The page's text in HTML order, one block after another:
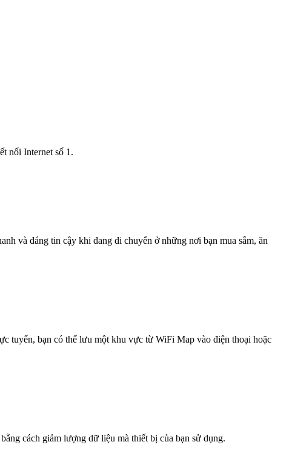
nối Internet số 1.
và đáng tin cậy khi đang di chuyển ở những nơi bạn mua sắm, ăn
tuyến, bạn có thể lưu một khu vực từ WiFi Map vào điện thoại hoặc
cách giảm lượng dữ liệu mà thiết bị của bạn sử dụng.